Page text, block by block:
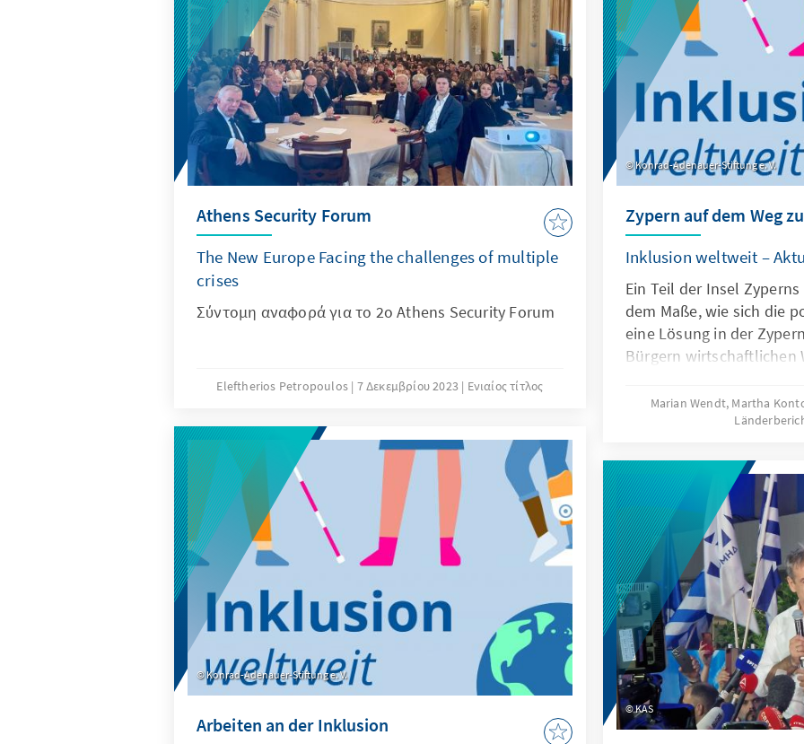
Athens Security Forum
The New Europe Facing the challenges of multiple
crises
Σύντομη αναφορά για το 2ο Athens Security Forum
Eleftherios Petropoulos 7 Δεκεμβρίου 2023 Ενιαίος τίτλος
Konrad-Adenauer-Stiftung e. V.
Zypern auf dem Weg
Inklusion weltweit –
Ein Teil der Insel
dem Maße, wie sich die
eine Lösung in der
Bürgern wirtschaftlichen
bemühen sie sich auch,
Veränderungen in die
Bedürfnisse und das
Behinderungen für die
Bedeutung. Hier geben
über die aktuellen
Menschen mit
sollen.
Marian Wendt, Martha
Konrad-Adenauer-Stiftung e. V.
Arbeiten an der Inklusion
KAS